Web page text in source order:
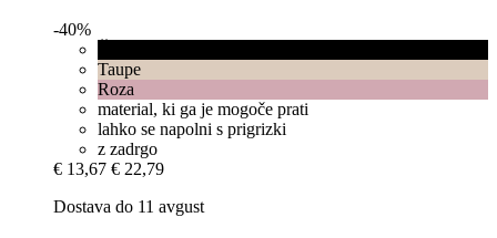
-40%
Taupe
Roza
material, ki ga je mogoče prati
lahko se napolni s prigrizki
z zadrgo
€ 13,67 € 22,79
Dostava do 11 avgust